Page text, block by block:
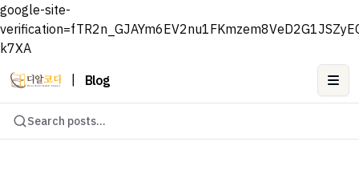
google-site-
k7XA
Blog
Search posts...